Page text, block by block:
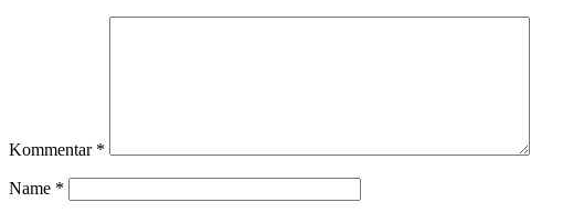
Kommentar *
Name *